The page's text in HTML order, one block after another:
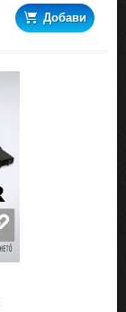
Добави